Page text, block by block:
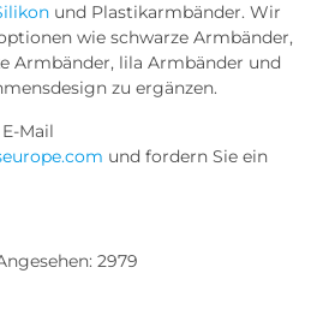
und Plastikarmbänder. Wir
wie schwarze Armbänder,
Armbänder, lila Armbänder und
zu ergänzen.
Mail
und fordern Sie ein
2979